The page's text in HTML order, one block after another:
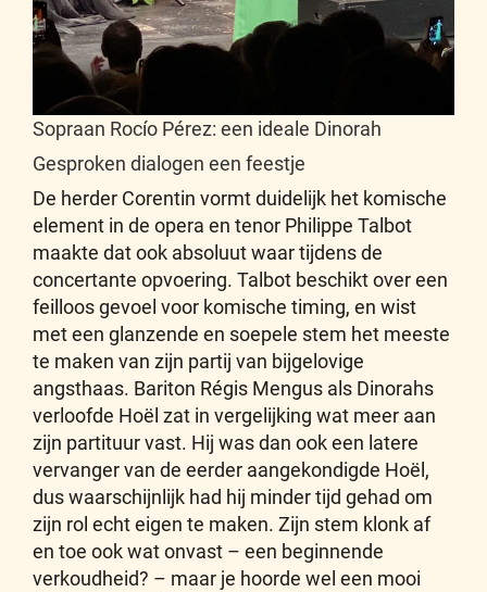
Sopraan Rocío Pérez: een ideale Dinorah
Gesproken dialogen een feestje
De herder Corentin vormt duidelijk het komische
element in de opera en tenor Philippe Talbot
maakte dat ook absoluut waar tijdens de
concertante opvoering. Talbot beschikt over een
feilloos gevoel voor komische timing, en wist
met een glanzende en soepele stem het meeste
te maken van zijn partij van bijgelovige
angsthaas. Bariton Régis Mengus als Dinorahs
verloofde Hoël zat in vergelijking wat meer aan
zijn partituur vast. Hij was dan ook een latere
vervanger van de eerder aangekondigde Hoël,
dus waarschijnlijk had hij minder tijd gehad om
zijn rol echt eigen te maken. Zijn stem klonk af
en toe ook wat onvast – een beginnende
verkoudheid? – maar je hoorde wel een mooi